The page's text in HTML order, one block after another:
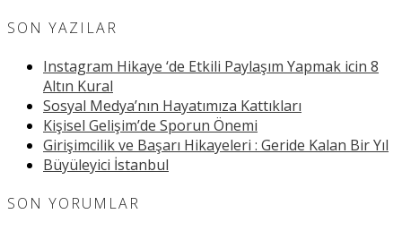
SON YAZILAR
Instagram Hikaye ‘de Etkili Paylaşım Yapmak icin 8
Altın Kural
Sosyal Medya’nın Hayatımıza Kattıkları
Kişisel Gelişim’de Sporun Önemi
Girişimcilik ve Başarı Hikayeleri : Geride Kalan Bir Yıl
Büyüleyici İstanbul
SON YORUMLAR